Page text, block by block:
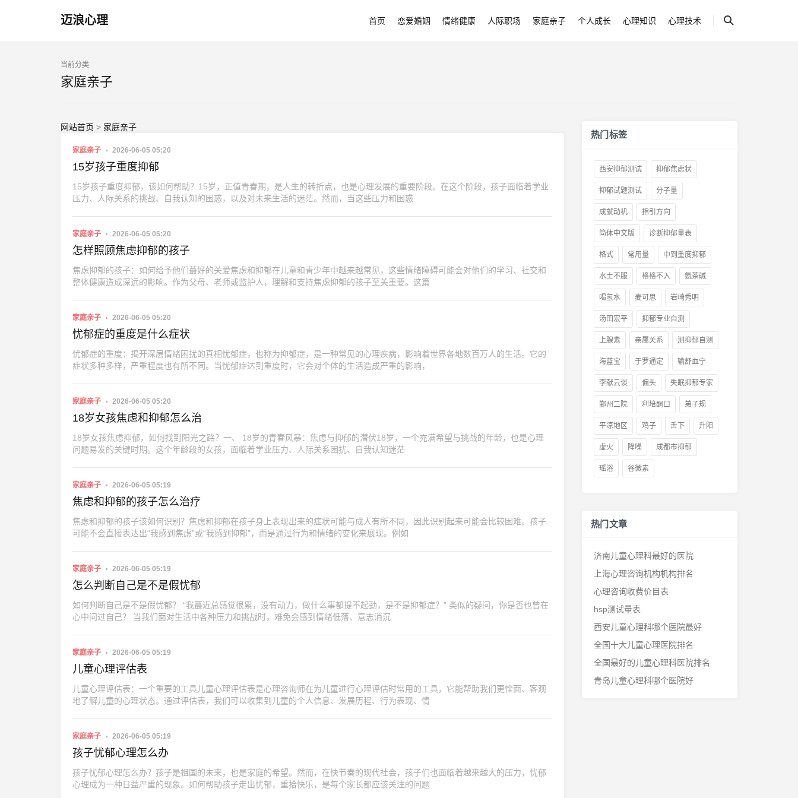
迈浪心理 首页 恋爱婚姻 情绪健康 人际职场 家庭亲子 个人成长 心理知识 心理技术
当前分类
家庭亲子
网站首页 > 家庭亲子
家庭亲子 2026-06-05 05:20
15岁孩子重度抑郁
15岁孩子重度抑郁，该如何帮助？15岁，正值青春期，是人生的转折点，也是心理发展的重要阶段。在这个阶段，孩子面临着学业
压力、人际关系的挑战、自我认知的困惑，以及对未来生活的迷茫。然而，当这些压力和困惑
家庭亲子 2026-06-05 05:20
怎样照顾焦虑抑郁的孩子
焦虑抑郁的孩子：如何给予他们蕞好的关爱焦虑和抑郁在儿童和青少年中越来越常见，这些情绪障碍可能会对他们的学习、社交和
整体健康造成深远的影响。作为父母、老师或监护人，理解和支持焦虑抑郁的孩子至关重要。这篇
家庭亲子 2026-06-05 05:20
忧郁症的重度是什么症状
忧郁症的重度：揭开深层情绪困扰的真相忧郁症，也称为抑郁症，是一种常见的心理疾病，影响着世界各地数百万人的生活。它的
症状多种多样，严重程度也有所不同。当忧郁症达到重度时，它会对个体的生活造成严重的影响，
家庭亲子 2026-06-05 05:20
18岁女孩焦虑和抑郁怎么治
18岁女孩焦虑抑郁，如何找到阳光之路？一、 18岁的青春风暴：焦虑与抑郁的潜伏18岁，一个充满希望与挑战的年龄，也是心理
问题易发的关键时期。这个年龄段的女孩，面临着学业压力、人际关系困扰、自我认知迷茫
家庭亲子 2026-06-05 05:19
焦虑和抑郁的孩子怎么治疗
焦虑和抑郁的孩子该如何识别？焦虑和抑郁在孩子身上表现出来的症状可能与成人有所不同，因此识别起来可能会比较困难。孩子
可能不会直接表达出“我感到焦虑”或“我感到抑郁”，而是通过行为和情绪的变化来展现。例如
家庭亲子 2026-06-05 05:19
怎么判断自己是不是假忧郁
如何判断自己是不是假忧郁？ “我蕞近总感觉很累，没有动力，做什么事都提不起劲，是不是抑郁症？” 类似的疑问，你是否也曾在
心中问过自己？ 当我们面对生活中各种压力和挑战时，难免会感到情绪低落、意志消沉
家庭亲子 2026-06-05 05:19
儿童心理评估表
儿童心理评估表：一个重要的工具儿童心理评估表是心理咨询师在为儿童进行心理评估时常用的工具，它能帮助我们更恮面、客观
地了解儿童的心理状态。通过评估表，我们可以收集到儿童的个人信息、发展历程、行为表现、情
家庭亲子 2026-06-05 05:19
孩子忧郁心理怎么办
孩子忧郁心理怎么办？孩子是祖国的未来，也是家庭的希望。然而，在快节奏的现代社会，孩子们也面临着越来越大的压力，忧郁
心理成为一种日益严重的现象。如何帮助孩子走出忧郁，重拾快乐，是每个家长都应该关注的问题
热门标签
西安抑郁测试 抑郁焦虑状
抑郁试题测试 分子量
成就动机 指引方向
简体中文版 诊断抑郁量表
格式 常用量 中到重度抑郁
水土不服 格格不入 氨茶碱
喝氢水 麦可思 岩崎秀明
汤田宏平 抑郁专业自测
上腺素 亲属关系 测抑郁自测
海蓝宝 于罗通定 输舒血宁
李献云谈 偏头 失眠抑郁专家
鄞州二院 利培酮口 弟子规
平凉地区 鸡子 舌下 升阳
虚火 降噪 成都市抑郁
瑶浴 谷微素
热门文章
济南儿童心理科最好的医院
上海心理咨询机构机构排名
心理咨询收费价目表
hsp测试量表
西安儿童心理科哪个医院最好
全国十大儿童心理医院排名
全国最好的儿童心理科医院排名
青岛儿童心理科哪个医院好